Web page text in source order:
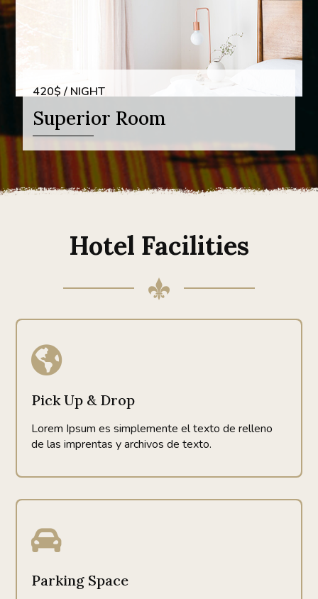
420$ / NIGHT
Superior Room
Hotel Facilities

Pick Up & Drop
Lorem Ipsum es simplemente el texto de relleno
de las imprentas y archivos de texto.

Parking Space